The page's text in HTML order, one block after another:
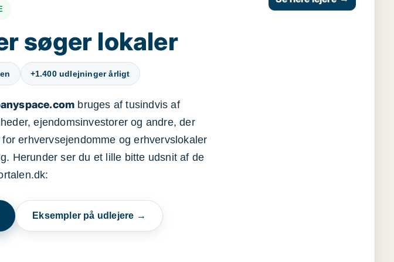
søger lokaler
+1.400 udlejninger årligt
bruges af tusindvis af
ejendomsinvestorer og andre, der
erhvervsejendomme og erhvervslokaler
Herunder ser du et lille bitte udsnit af de
Eksempler på udlejere →